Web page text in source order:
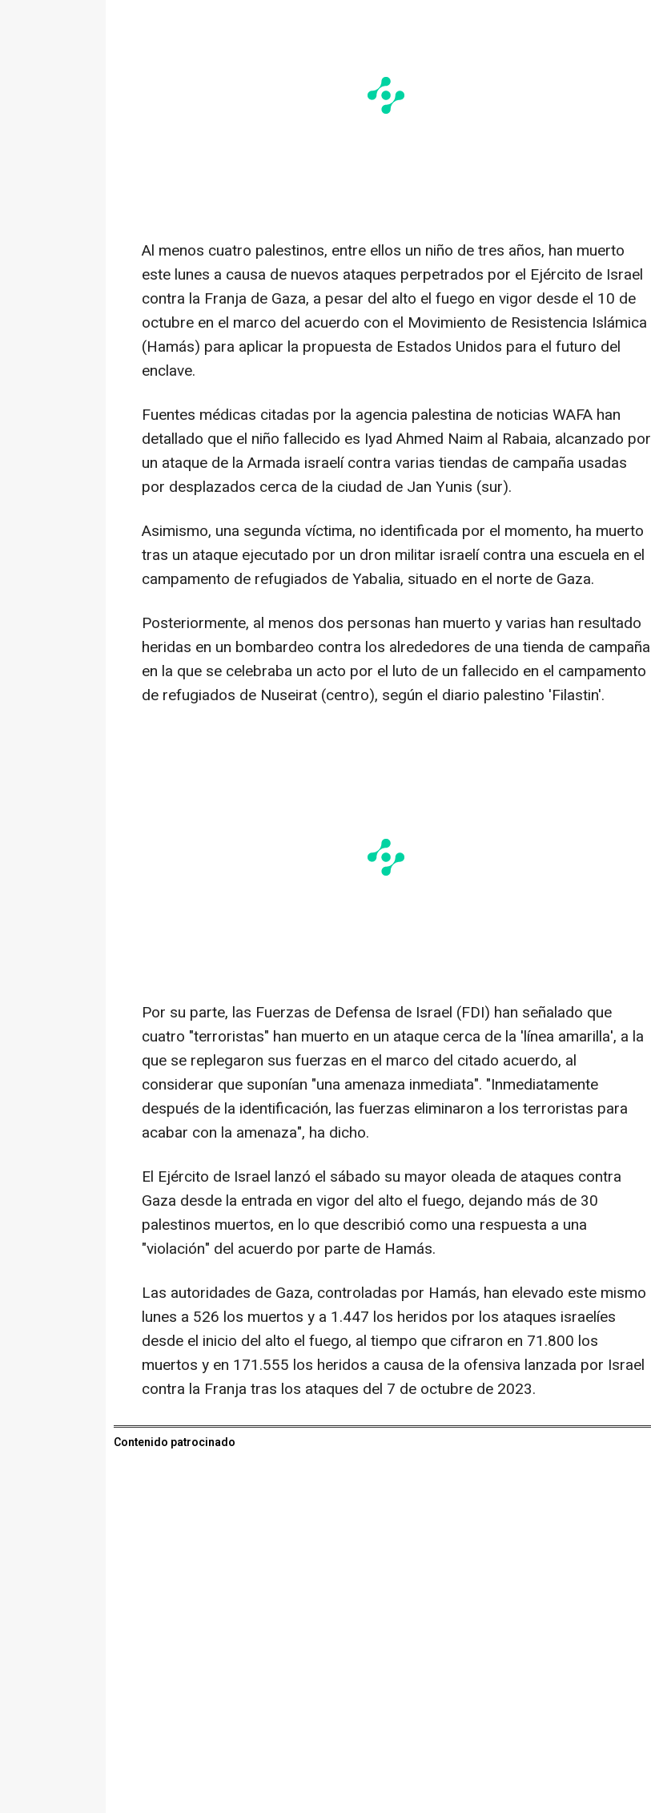
Al menos cuatro palestinos, entre ellos un niño de tres años, han muerto
este lunes a causa de nuevos ataques perpetrados por el Ejército de Israel
contra la Franja de Gaza, a pesar del alto el fuego en vigor desde el 10 de
octubre en el marco del acuerdo con el Movimiento de Resistencia Islámica
(Hamás) para aplicar la propuesta de Estados Unidos para el futuro del
enclave.
Fuentes médicas citadas por la agencia palestina de noticias WAFA han
detallado que el niño fallecido es Iyad Ahmed Naim al Rabaia, alcanzado por
un ataque de la Armada israelí contra varias tiendas de campaña usadas
por desplazados cerca de la ciudad de Jan Yunis (sur).
Asimismo, una segunda víctima, no identificada por el momento, ha muerto
tras un ataque ejecutado por un dron militar israelí contra una escuela en el
campamento de refugiados de Yabalia, situado en el norte de Gaza.
Posteriormente, al menos dos personas han muerto y varias han resultado
heridas en un bombardeo contra los alrededores de una tienda de campaña
en la que se celebraba un acto por el luto de un fallecido en el campamento
de refugiados de Nuseirat (centro), según el diario palestino 'Filastin'.
Por su parte, las Fuerzas de Defensa de Israel (FDI) han señalado que
cuatro "terroristas" han muerto en un ataque cerca de la 'línea amarilla', a la
que se replegaron sus fuerzas en el marco del citado acuerdo, al
considerar que suponían "una amenaza inmediata". "Inmediatamente
después de la identificación, las fuerzas eliminaron a los terroristas para
acabar con la amenaza", ha dicho.
El Ejército de Israel lanzó el sábado su mayor oleada de ataques contra
Gaza desde la entrada en vigor del alto el fuego, dejando más de 30
palestinos muertos, en lo que describió como una respuesta a una
"violación" del acuerdo por parte de Hamás.
Las autoridades de Gaza, controladas por Hamás, han elevado este mismo
lunes a 526 los muertos y a 1.447 los heridos por los ataques israelíes
desde el inicio del alto el fuego, al tiempo que cifraron en 71.800 los
muertos y en 171.555 los heridos a causa de la ofensiva lanzada por Israel
contra la Franja tras los ataques del 7 de octubre de 2023.
Contenido patrocinado